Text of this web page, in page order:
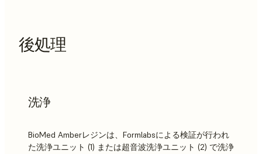
後処理
洗浄
BioMed Amberレジンは、Formlabsによる検証が行われ
た洗浄ユニット (1) または超音波洗浄ユニット (2) で洗浄